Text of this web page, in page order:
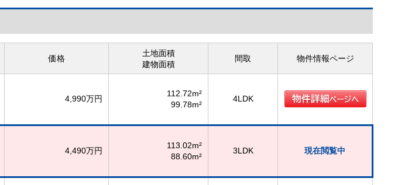
価格
土地面積
建物面積
間取 物件情報ページ
4,990万円
112.72m²
99.78m²
4LDK
4,490万円
113.02m²
88.60m²
3LDK 現在閲覧中